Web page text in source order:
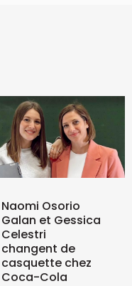
Naomi Osorio
Galan et Gessica
Celestri
changent de
casquette chez
Coca-Cola